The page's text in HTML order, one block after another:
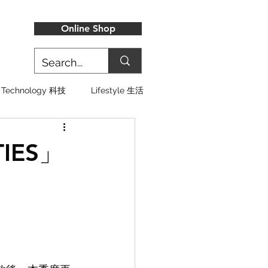
Online Shop
Technology 科技 Lifestyle 生活
」